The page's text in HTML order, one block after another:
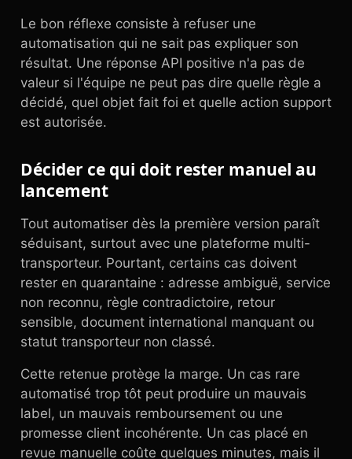
Le bon réflexe consiste à refuser une
automatisation qui ne sait pas expliquer son
résultat. Une réponse API positive n'a pas de
valeur si l'équipe ne peut pas dire quelle règle a
décidé, quel objet fait foi et quelle action support
est autorisée.
Décider ce qui doit rester manuel au
lancement
Tout automatiser dès la première version paraît
séduisant, surtout avec une plateforme multi-
transporteur. Pourtant, certains cas doivent
rester en quarantaine : adresse ambiguë, service
non reconnu, règle contradictoire, retour
sensible, document international manquant ou
statut transporteur non classé.
Cette retenue protège la marge. Un cas rare
automatisé trop tôt peut produire un mauvais
label, un mauvais remboursement ou une
promesse client incohérente. Un cas placé en
revue manuelle coûte quelques minutes, mais il